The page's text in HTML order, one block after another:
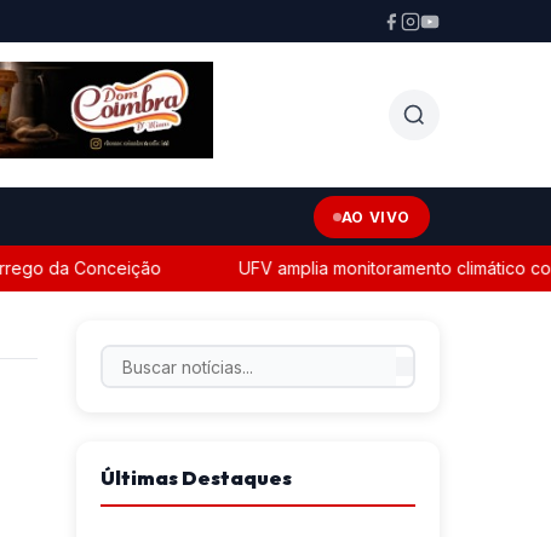
AO VIVO
da Conceição UFV amplia monitoramento climático com
Últimas Destaques